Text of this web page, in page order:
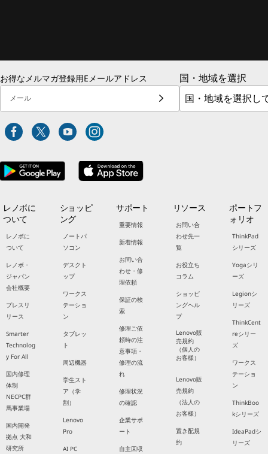
お得なメルマガ登録用Eメールアドレス
メール
国・地域を選択
レノボに
ついて
レノボに
ついて
レノボ・
ジャパン
会社概要
プレスリ
リース
Smarter
Technolog
y For All
国内修理
体制
NECPC群
馬事業場
国内開発
拠点 大和
研究所
ショッピ
ング
ノートパ
ソコン
デスクト
ップ
ワークス
テーショ
ン
タブレッ
ト
周辺機器
学生スト
ア（学
割）
Lenovo
Pro
AI PC
サポート
重要情報
新着情報
お問い合
わせ・修
理依頼
保証の検
索
修理ご依
頼時の注
意事項・
修理の流
れ
修理状況
の確認
企業サポ
ート
自主回収
リソース
お問い合
わせ先一
覧
お役立ち
コラム
ショッピ
ングヘル
プ
Lenovo販
売規約
（個人の
お客様）
Lenovo販
売規約
（法人の
お客様）
置き配規
約
ポートフ
ォリオ
ThinkPad
シリーズ
Yogaシリ
ーズ
Legionシ
リーズ
ThinkCent
reシリー
ズ
ワークス
テーショ
ン
ThinkBoo
kシリーズ
IdeaPadシ
リーズ